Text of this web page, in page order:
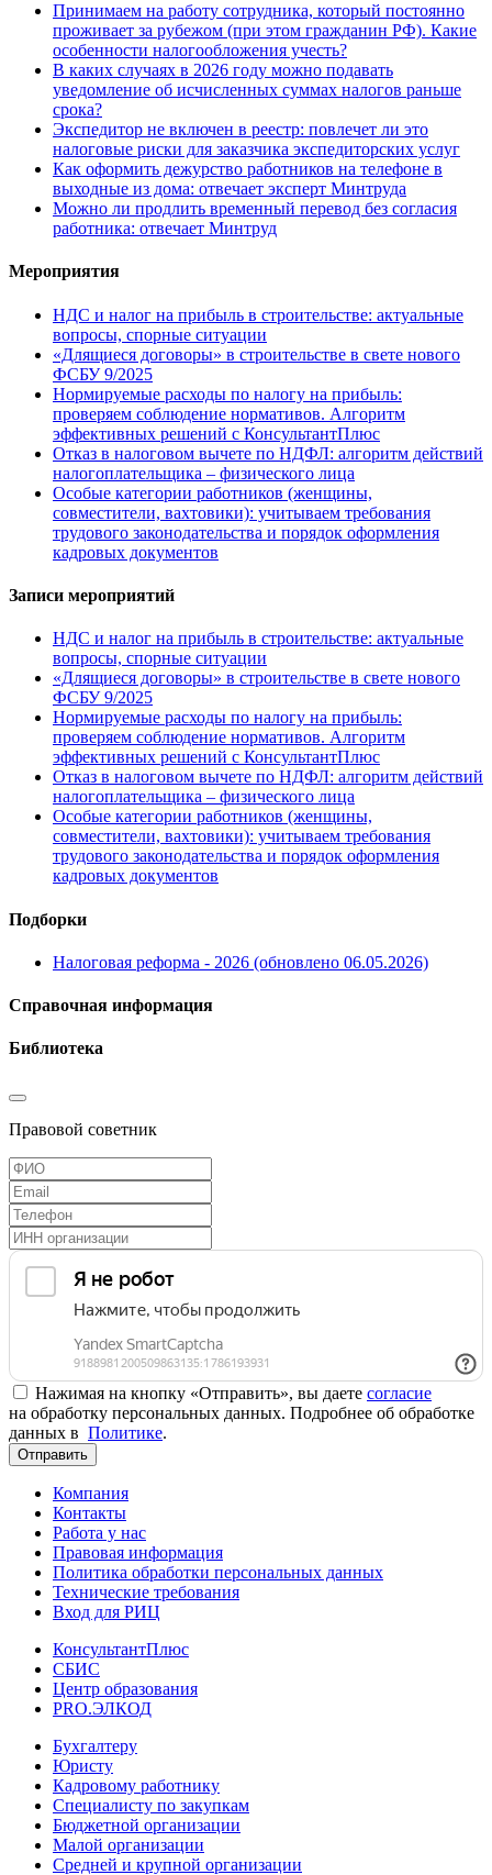
Принимаем на работу сотрудника, который постоянно
проживает за рубежом (при этом гражданин РФ). Какие
особенности налогообложения учесть?
В каких случаях в 2026 году можно подавать
уведомление об исчисленных суммах налогов раньше
срока?
Экспедитор не включен в реестр: повлечет ли это
налоговые риски для заказчика экспедиторских услуг
Как оформить дежурство работников на телефоне в
выходные из дома: отвечает эксперт Минтруда
Можно ли продлить временный перевод без согласия
работника: отвечает Минтруд
Мероприятия
НДС и налог на прибыль в строительстве: актуальные
вопросы, спорные ситуации
«Длящиеся договоры» в строительстве в свете нового
ФСБУ 9/2025
Нормируемые расходы по налогу на прибыль:
проверяем соблюдение нормативов. Алгоритм
эффективных решений с КонсультантПлюс
Отказ в налоговом вычете по НДФЛ: алгоритм действий
налогоплательщика – физического лица
Особые категории работников (женщины,
совместители, вахтовики): учитываем требования
трудового законодательства и порядок оформления
кадровых документов
Записи мероприятий
НДС и налог на прибыль в строительстве: актуальные
вопросы, спорные ситуации
«Длящиеся договоры» в строительстве в свете нового
ФСБУ 9/2025
Нормируемые расходы по налогу на прибыль:
проверяем соблюдение нормативов. Алгоритм
эффективных решений с КонсультантПлюс
Отказ в налоговом вычете по НДФЛ: алгоритм действий
налогоплательщика – физического лица
Особые категории работников (женщины,
совместители, вахтовики): учитываем требования
трудового законодательства и порядок оформления
кадровых документов
Подборки
Налоговая реформа - 2026 (обновлено 06.05.2026)
Справочная информация
Библиотека
Правовой советник
Нажимая на кнопку «Отправить», вы даете согласие
на обработку персональных данных. Подробнее об обработке
данных в Политике.
Отправить
Компания
Контакты
Работа у нас
Правовая информация
Политика обработки персональных данных
Технические требования
Вход для РИЦ
КонсультантПлюс
СБИС
Центр образования
PRO.ЭЛКОД
Бухгалтеру
Юристу
Кадровому работнику
Специалисту по закупкам
Бюджетной организации
Малой организации
Средней и крупной организации